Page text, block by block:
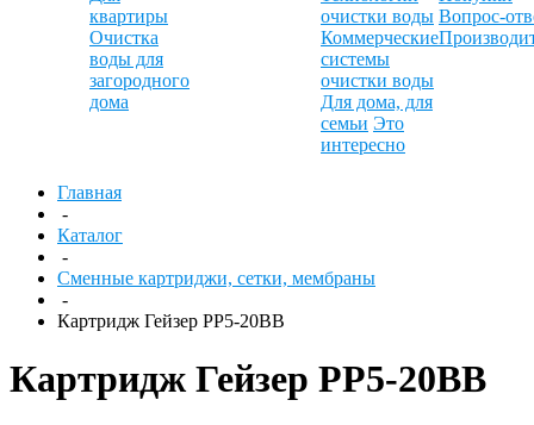
квартиры
Очистка
воды для
загородного
дома
очистки воды
Коммерческие
системы
очистки воды
Для дома, для
семьи Это
интересно
Вопрос-
Главная
-
Каталог
-
Сменные картриджи, сетки, мембраны
-
Картридж Гейзер PP5-20BB
Картридж Гейзер PP5-20BB